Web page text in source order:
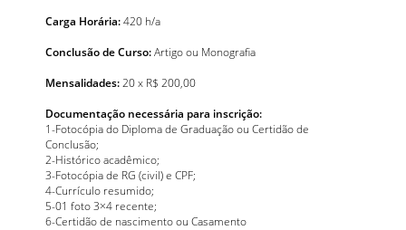
Carga Horária:420 h/a
Conclusão de Curso:Artigo ou Monografia
Mensalidades:20 x R$ 200,00
Documentação necessária para inscrição:
1-Fotocópia do Diploma de Graduação ou Certidão de
Conclusão;
2-Histórico acadêmico;
3-Fotocópia de RG (civil) e CPF;
4-Currículo resumido;
5-01 foto 3×4 recente;
6-Certidão de nascimento ou Casamento